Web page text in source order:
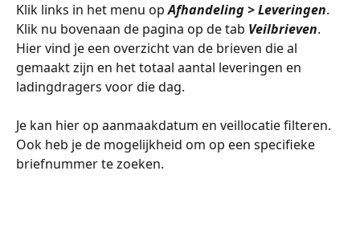
Klik links in het menu op Afhandeling > Leveringen.
Klik nu bovenaan de pagina op de tab Veilbrieven.
Hier vind je een overzicht van de brieven die al
gemaakt zijn en het totaal aantal leveringen en
ladingdragers voor die dag.
Je kan hier op aanmaakdatum en veillocatie filteren.
Ook heb je de mogelijkheid om op een specifieke
briefnummer te zoeken.